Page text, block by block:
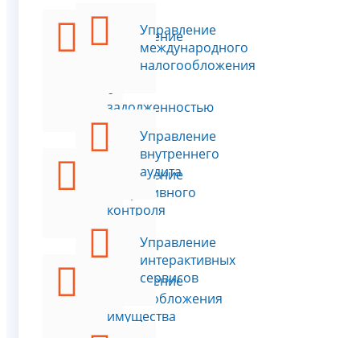
Управление
работе
с
задолженностью
Управление
оперативного
контроля
Управление
налогообложения
имущества
Управление
международного
налогообложения
Управление
внутреннего
аудита
Управление
интерактивных
сервисов